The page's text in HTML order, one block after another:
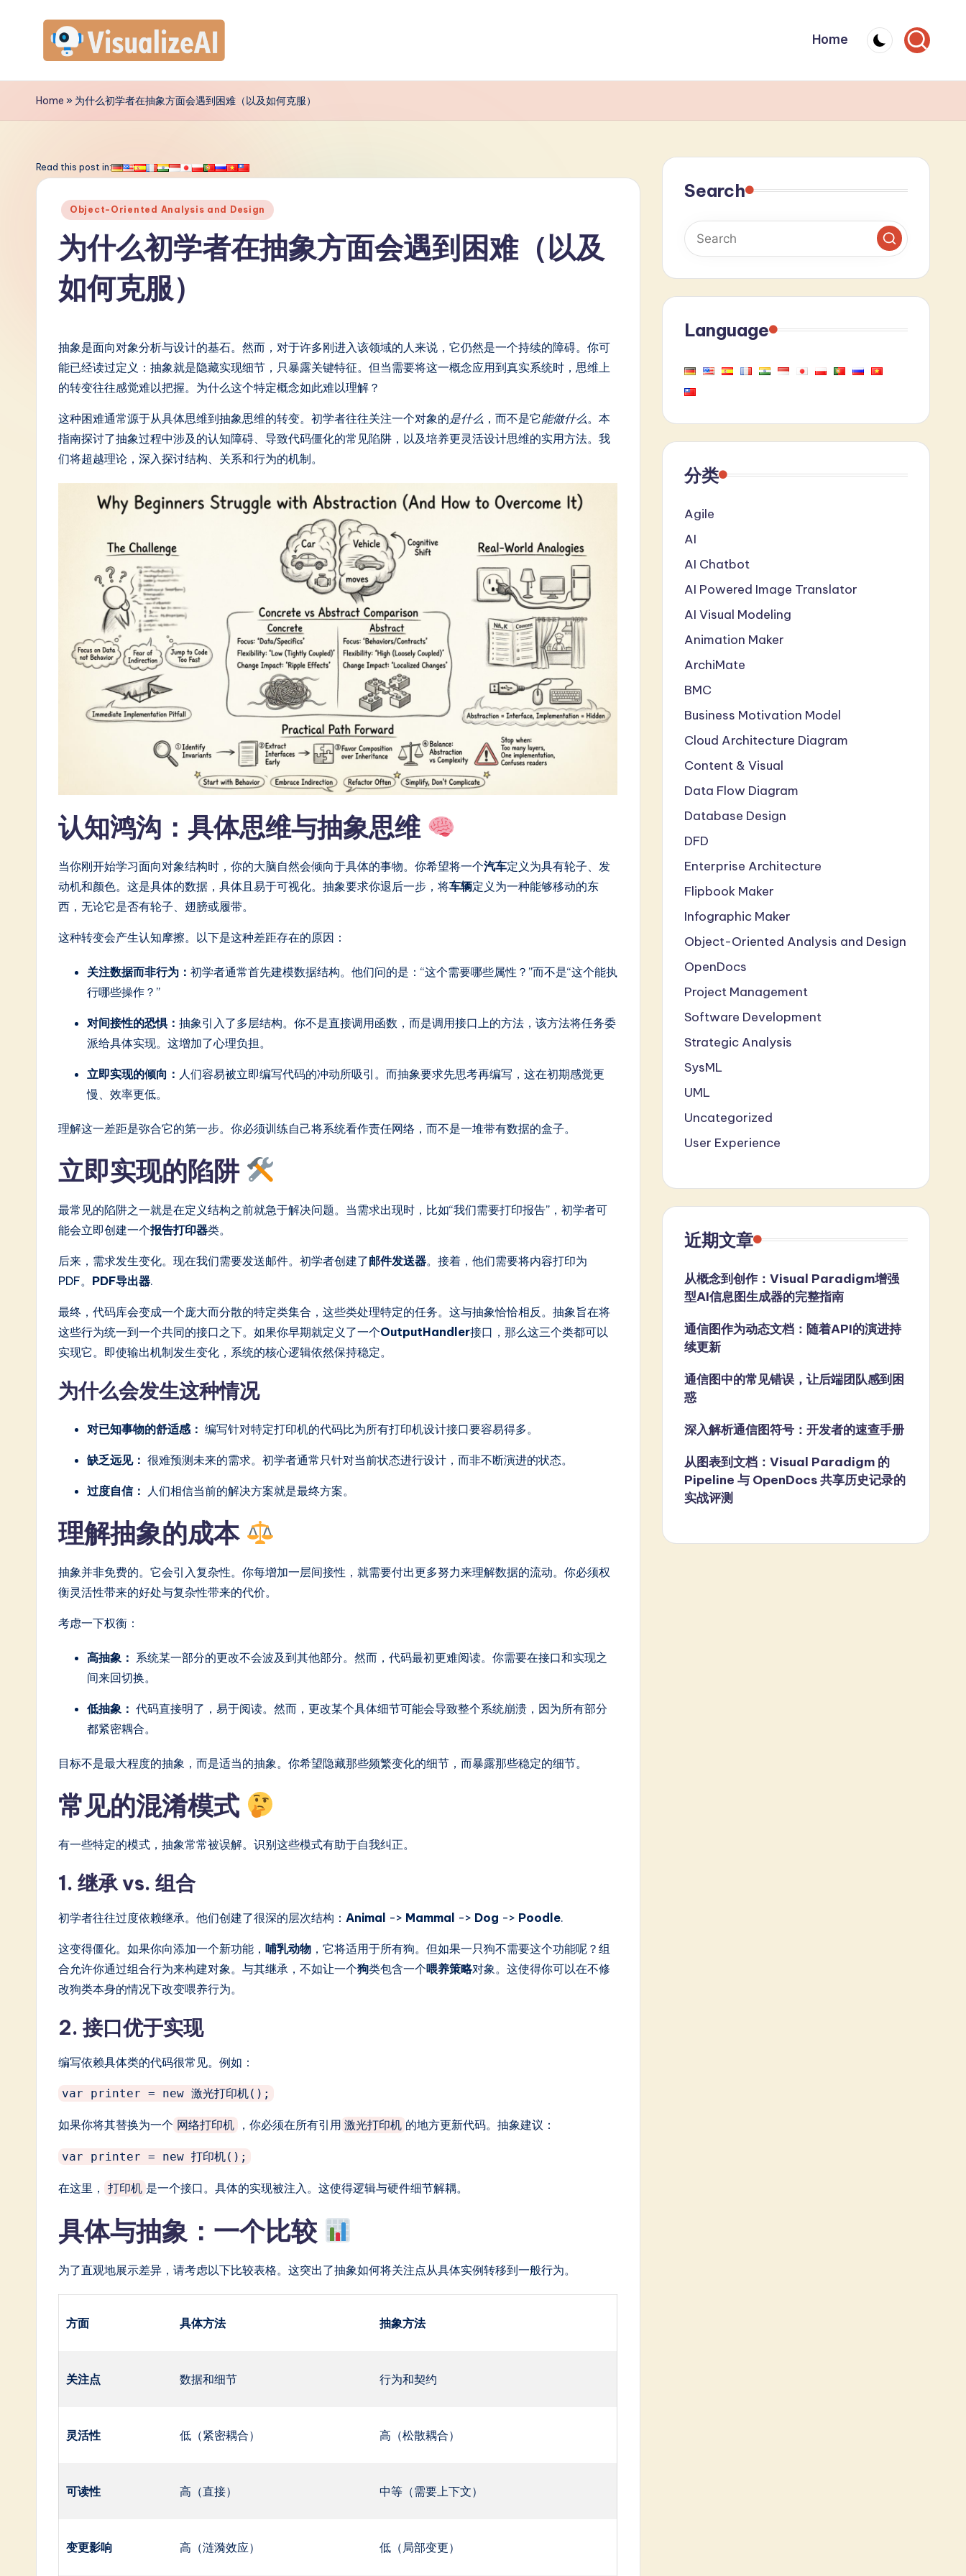
contentV
is
a
A
m
ft
In
Home
Home » 为什么初学者在抽象方面会遇到困难（以及如何克服）
Read this post in:
Posted
Object-Oriented Analysis and Design
为什么初学者在抽象方面会遇到困难（以及
如何克服）
抽象是面向对象分析与设计的基石。然而，对于许多刚进入该领域的人来说，它仍然是一个持续的障碍。你可
能已经读过定义：抽象就是隐藏实现细节，只暴露关键特征。但当需要将这一概念应用到真实系统时，思维上
的转变往往感觉难以把握。为什么这个特定概念如此难以理解？
这种困难通常源于从具体思维到抽象思维的转变。初学者往往关注一个对象的是什么 ，而不是它能做什么。本
指南探讨了抽象过程中涉及的认知障碍、导致代码僵化的常见陷阱，以及培养更灵活设计思维的实用方法。我
们将超越理论，深入探讨结构、关系和行为的机制。
认知鸿沟：具体思维与抽象思维
当你刚开始学习面向对象结构时，你的大脑自然会倾向于具体的事物。你希望将一个汽车定义为具有轮子、发
动机和颜色。这是具体的数据，具体且易于可视化。抽象要求你退后一步，将车辆定义为一种能够移动的东
西，无论它是否有轮子、翅膀或履带。
这种转变会产生认知摩擦。以下是这种差距存在的原因：
关注数据而非行为： 初学者通常首先建模数据结构。他们问的是：“这个需要哪些属性？”而不是“这个能执
行哪些操作？”
对间接性的恐惧： 抽象引入了多层结构。你不是直接调用函数，而是调用接口上的方法，该方法将任务委
派给具体实现。这增加了心理负担。
立即实现的倾向： 人们容易被立即编写代码的冲动所吸引。而抽象要求先思考再编写，这在初期感觉更
慢、效率更低。
理解这一差距是弥合它的第一步。你必须训练自己将系统看作责任网络，而不是一堆带有数据的盒子。
立即实现的陷阱
最常见的陷阱之一就是在定义结构之前就急于解决问题。当需求出现时，比如“我们需要打印报告”，初学者可
能会立即创建一个报告打印器类。
后来，需求发生变化。现在我们需要发送邮件。初学者创建了邮件发送器。接着，他们需要将内容打印为
PDF。 PDF导出器.
最终，代码库会变成一个庞大而分散的特定类集合，这些类处理特定的任务。这与抽象恰恰相反。抽象旨在将
这些行为统一到一个共同的接口之下。如果你早期就定义了一个OutputHandler接口，那么这三个类都可以
实现它。即使输出机制发生变化，系统的核心逻辑依然保持稳定。
为什么会发生这种情况
对已知事物的舒适感： 编写针对特定打印机的代码比为所有打印机设计接口要容易得多。
缺乏远见： 很难预测未来的需求。初学者通常只针对当前状态进行设计，而非不断演进的状态。
过度自信： 人们相信当前的解决方案就是最终方案。
理解抽象的成本
抽象并非免费的。它会引入复杂性。你每增加一层间接性，就需要付出更多努力来理解数据的流动。你必须权
衡灵活性带来的好处与复杂性带来的代价。
考虑一下权衡：
高抽象： 系统某一部分的更改不会波及到其他部分。然而，代码最初更难阅读。你需要在接口和实现之
间来回切换。
低抽象： 代码直接明了，易于阅读。然而，更改某个具体细节可能会导致整个系统崩溃，因为所有部分
都紧密耦合。
目标不是最大程度的抽象，而是适当的抽象。你希望隐藏那些频繁变化的细节，而暴露那些稳定的细节。
常见的混淆模式
有一些特定的模式，抽象常常被误解。识别这些模式有助于自我纠正。
1. 继承 vs. 组合
初学者往往过度依赖继承。他们创建了很深的层次结构： Animal -> Mammal -> Dog -> Poodle.
这变得僵化。如果你向添加一个新功能， 哺乳动物 ，它将适用于所有狗。但如果一只狗不需要这个功能呢？组
合允许你通过组合行为来构建对象。与其继承，不如让一个狗类包含一个喂养策略对象。这使得你可以在不修
改狗类本身的情况下改变喂养行为。
2. 接口优于实现
编写依赖具体类的代码很常见。例如：
var printer = new 激光打印机();
如果你将其替换为一个 网络打印机 ，你必须在所有引用 激光打印机 的地方更新代码。抽象建议：
var printer = new 打印机();
在这里， 打印机 是一个接口。具体的实现被注入。这使得逻辑与硬件细节解耦。
具体与抽象：一个比较
为了直观地展示差异，请考虑以下比较表格。这突出了抽象如何将关注点从具体实例转移到一般行为。
方面 具体方法 抽象方法
关注点 数据和细节 行为和契约
灵活性 低（紧密耦合） 高（松散耦合）
可读性 高（直接） 中等（需要上下文）
变更影响 高（涟漪效应） 低（局部变更）
Search
Language
分类
Agile
AI
AI Chatbot
AI Powered Image Translator
AI Visual Modeling
Animation Maker
ArchiMate
BMC
Business Motivation Model
Cloud Architecture Diagram
Content & Visual
Data Flow Diagram
Database Design
DFD
Enterprise Architecture
Flipbook Maker
Infographic Maker
Object-Oriented Analysis and Design
OpenDocs
Project Management
Software Development
Strategic Analysis
SysML
UML
Uncategorized
User Experience
近期文章
从概念到创作：Visual Paradigm增强
型AI信息图生成器的完整指南
通信图作为动态文档：随着API的演进持
续更新
通信图中的常见错误，让后端团队感到困
惑
深入解析通信图符号：开发者的速查手册
从图表到文档：Visual Paradigm 的
Pipeline 与 OpenDocs 共享历史记录的
实战评测